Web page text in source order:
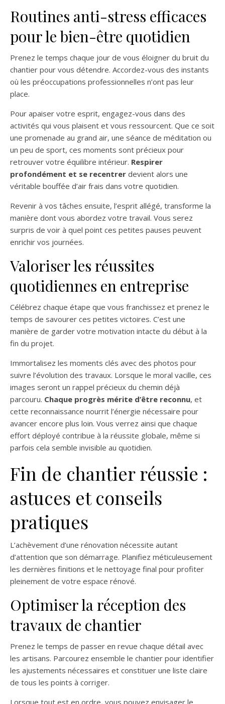
Routines anti-stress efficaces
pour le bien-être quotidien
Prenez le temps chaque jour de vous éloigner du bruit du
chantier pour vous détendre. Accordez-vous des instants
où les préoccupations professionnelles n’ont pas leur
place.
Pour apaiser votre esprit, engagez-vous dans des
activités qui vous plaisent et vous ressourcent. Que ce soit
une promenade au grand air, une séance de méditation ou
un peu de sport, ces moments sont précieux pour
retrouver votre équilibre intérieur. Respirer
profondément et se recentrer devient alors une
véritable bouffée d’air frais dans votre quotidien.
Revenir à vos tâches ensuite, l’esprit allégé, transforme la
manière dont vous abordez votre travail. Vous serez
surpris de voir à quel point ces petites pauses peuvent
enrichir vos journées.
Valoriser les réussites
quotidiennes en entreprise
Célébrez chaque étape que vous franchissez et prenez le
temps de savourer ces petites victoires. C’est une
manière de garder votre motivation intacte du début à la
fin du projet.
Immortalisez les moments clés avec des photos pour
suivre l’évolution des travaux. Lorsque le moral vacille, ces
images seront un rappel précieux du chemin déjà
parcouru. Chaque progrès mérite d’être reconnu, et
cette reconnaissance nourrit l’énergie nécessaire pour
avancer encore plus loin. Vous verrez ainsi que chaque
effort déployé contribue à la réussite globale, même si
parfois cela semble invisible au quotidien.
Fin de chantier réussie :
astuces et conseils
pratiques
L’achèvement d’une rénovation nécessite autant
d’attention que son démarrage. Planifiez méticuleusement
les dernières finitions et le nettoyage final pour profiter
pleinement de votre espace rénové.
Optimiser la réception des
travaux de chantier
Prenez le temps de passer en revue chaque détail avec
les artisans. Parcourez ensemble le chantier pour identifier
les ajustements nécessaires et constituer une liste claire
de tous les points à corriger.
Lorsque tout est en ordre, vous pouvez envisager le